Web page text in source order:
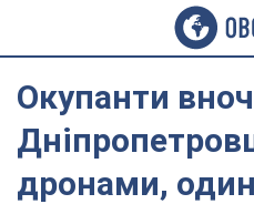
Окупанти
дронами,